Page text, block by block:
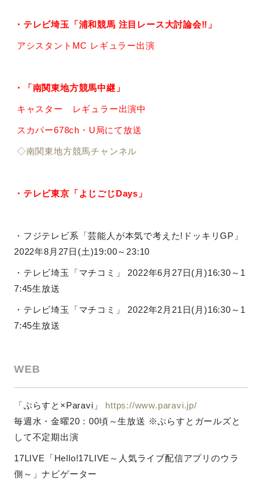
・テレビ埼玉「浦和競馬 注目レース大討論会‼」
アシスタントMC レギュラー出演
・「南関東地方競馬中継」
キャスター レギュラー出演中
スカパー678ch・U局にて放送
◇南関東地方競馬チャンネル
・テレビ東京「よじごじDays」
・フジテレビ系「芸能人が本気で考えた!ドッキリGP」
2022年8月27日(土)19:00～23:10
・テレビ埼玉「マチコミ」 2022年6月27日(月)16:30～1
7:45生放送
・テレビ埼玉「マチコミ」 2022年2月21日(月)16:30～1
7:45生放送
WEB
「ぷらすと×Paravi」 https://www.paravi.jp/
毎週水・金曜20：00頃～生放送 ※ぷらすとガールズと
して不定期出演
17LIVE「Hello!17LIVE～人気ライブ配信アプリのウラ
側～」ナビゲーター